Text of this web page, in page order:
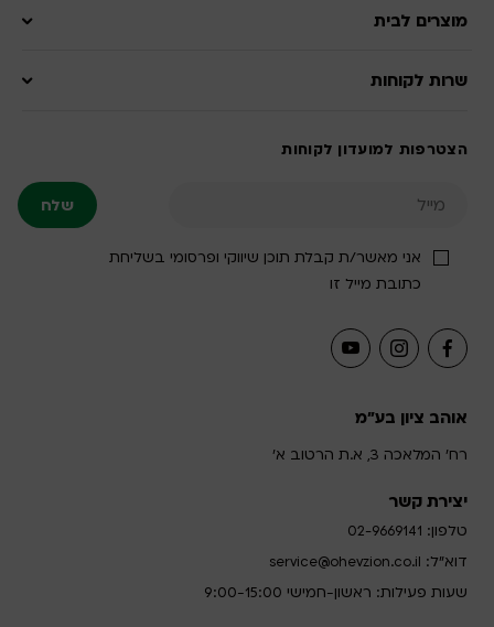
אוהב ציון בע"מ
רח' המלאכה 3, א.ת הרטוב א'
יצירת קשר
טלפון: 02-9669141
דוא”ל: service@ohevzion.co.il
שעות פעילות: ראשון-חמישי 9:00-15:00
מוצרים לבית
שרות לקוחות
הצטרפות למועדון לקוחות
אני מאשר/ת קבלת תוכן שיווקי ופרסומי בשליחת
כתובת מייל זו